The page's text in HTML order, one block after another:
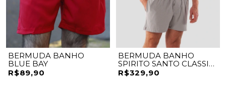
BERMUDA BANHO
BLUE BAY
R$89,90
BERMUDA BANHO
SPIRITO SANTO CLASSIC
MINIMAL
R$329,90